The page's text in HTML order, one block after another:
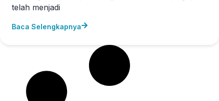
telah menjadi
Baca Selengkapnya